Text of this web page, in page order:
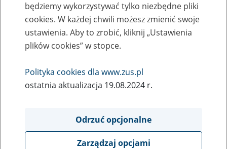
Zaproś ZUS do siebie - zakładanie profili
eZUS w siedzibie Twojej firmy
Rodzaj wydarzenia
Szkolenia
Obszar merytoryczny
obsługa klientów
będziemy wykorzystywać tylko niezbędne pliki
cookies. W każdej chwili możesz zmienić swoje
ustawienia. Aby to zrobić, kliknij „Ustawienia
plików cookies” w stopce.
Polityka cookies dla www.zus.pl
ostatnia aktualizacja 19.08.2024 r.
Odrzuć opcjonalne
Zarządzaj opcjami